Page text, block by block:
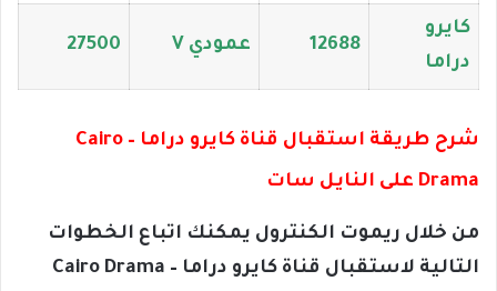
كايرو
دراما
12688 عمودي V 27500
شرح طريقة استقبال قناة كايرو دراما – Cairo
Drama على النايل سات
من خلال ريموت الكنترول يمكنك اتباع الخطوات
التالية لاستقبال قناة كايرو دراما – Cairo Drama